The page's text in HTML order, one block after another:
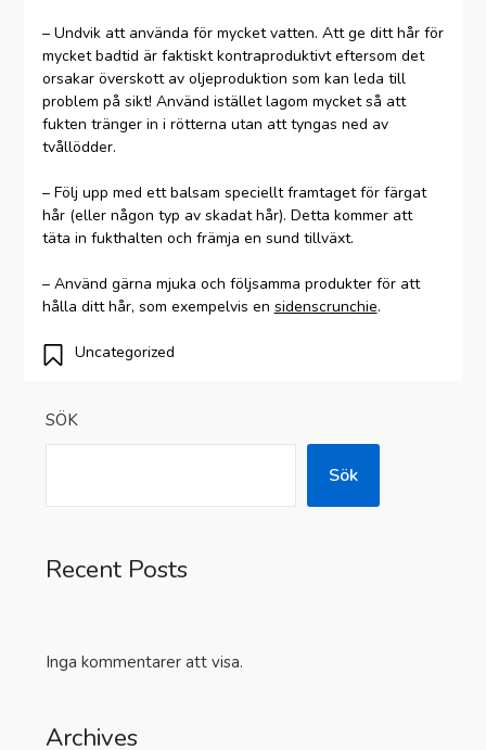
– Undvik att använda för mycket vatten. Att ge ditt hår för
mycket badtid är faktiskt kontraproduktivt eftersom det
orsakar överskott av oljeproduktion som kan leda till
problem på sikt! Använd istället lagom mycket så att
fukten tränger in i rötterna utan att tyngas ned av
tvållödder.
– Följ upp med ett balsam speciellt framtaget för färgat
hår (eller någon typ av skadat hår). Detta kommer att
täta in fukthalten och främja en sund tillväxt.
– Använd gärna mjuka och följsamma produkter för att
hålla ditt hår, som exempelvis en sidenscrunchie.
Uncategorized
SÖK
Sök
Recent Posts
Inga kommentarer att visa.
Archives